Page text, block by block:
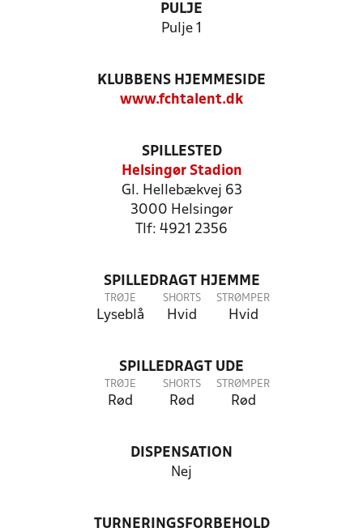
PULJE
Pulje 1
KLUBBENS HJEMMESIDE
www.fchtalent.dk
SPILLESTED
Helsingør Stadion
Gl. Hellebækvej 63
3000 Helsingør
Tlf: 4921 2356
SPILLEDRAGT HJEMME
TRØJE
Lyseblå
SHORTS
Hvid
STRØMPER
Hvid
SPILLEDRAGT UDE
TRØJE
Rød
SHORTS
Rød
STRØMPER
Rød
DISPENSATION
Nej
TURNERINGSFORBEHOLD